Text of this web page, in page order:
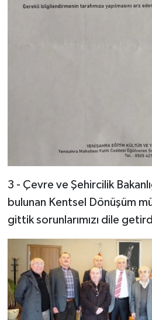
3 - Çevre ve Şehircilik
bulunan Kentsel Dönüşüm
gittik sorunlarımızı dile